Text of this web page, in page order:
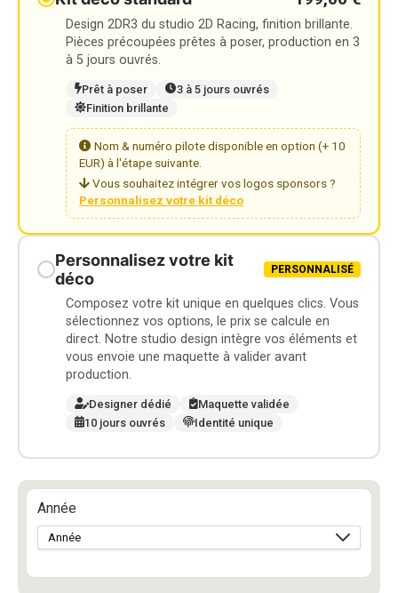
Design 2DR3 du studio 2D Racing, finition brillante.
Pièces précoupées prêtes à poser, production en 3
à 5 jours ouvrés.
Prêt à poser
3 à 5 jours ouvrés
Finition brillante
Nom & numéro pilote disponible en option (+ 10
EUR) à l'étape suivante.
Vous souhaitez intégrer vos logos sponsors ?
Personnalisez votre kit déco
Personnalisez votre kit
déco
PERSONNALISÉ
Composez votre kit unique en quelques clics. Vous
sélectionnez vos options, le prix se calcule en
direct. Notre studio design intègre vos éléments et
vous envoie une maquette à valider avant
production.
Designer dédié
Maquette validée
10 jours ouvrés
Identité unique
Année